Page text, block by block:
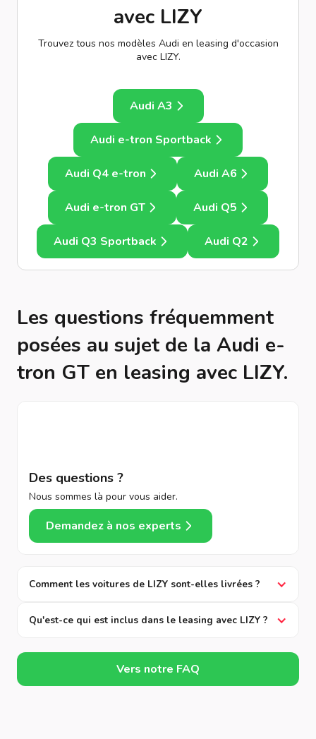
avec LIZY
Trouvez tous nos modèles Audi en leasing d'occasion
avec LIZY.
Audi A3
Audi e-tron Sportback
Audi Q4 e-tron Audi A6
Audi e-tron GT Audi Q5
Audi Q3 Sportback Audi Q2
Les questions fréquemment
posées au sujet de la Audi e-
tron GT en leasing avec LIZY.
Des questions ?
Nous sommes là pour vous aider.
Demandez à nos experts
Comment les voitures de LIZY sont-elles livrées ?
Qu'est-ce qui est inclus dans le leasing avec LIZY ?
Vers notre FAQ